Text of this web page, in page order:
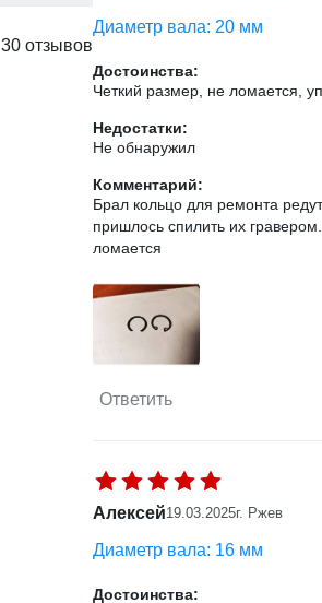
30 отзывов
Диаметр вала: 20 мм
Достоинства:
Четкий размер, не ломается,
Недостатки:
Не обнаружил
Комментарий:
Брал кольцо для ремонта
пришлось спилить их
ломается
Ответить
Алексей19.03.2025г. Ржев
Диаметр вала: 16 мм
Достоинства: